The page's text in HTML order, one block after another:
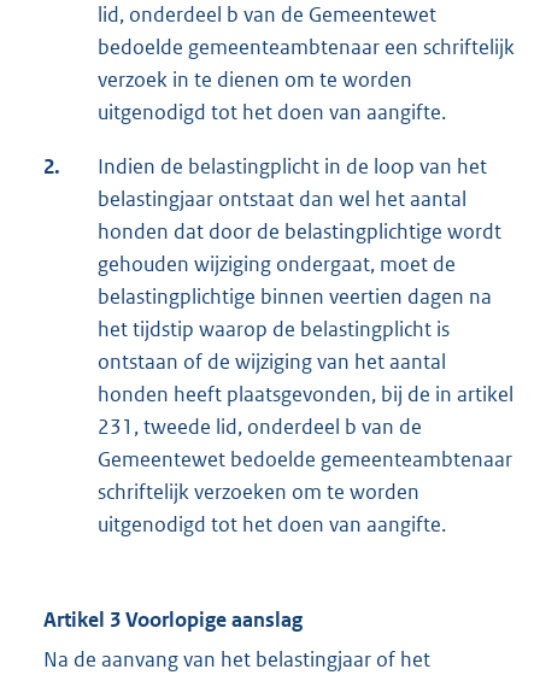
lid, onderdeel b van de Gemeentewet
bedoelde gemeenteambtenaar een schriftelijk
verzoek in te dienen om te worden
uitgenodigd tot het doen van aangifte.
2.
Indien de belastingplicht in de loop van het
belastingjaar ontstaat dan wel het aantal
honden dat door de belastingplichtige wordt
gehouden wijziging ondergaat, moet de
belastingplichtige binnen veertien dagen na
het tijdstip waarop de belastingplicht is
ontstaan of de wijziging van het aantal
honden heeft plaatsgevonden, bij de in artikel
231, tweede lid, onderdeel b van de
Gemeentewet bedoelde gemeenteambtenaar
schriftelijk verzoeken om te worden
uitgenodigd tot het doen van aangifte.
Artikel 3 Voorlopige aanslag
Na de aanvang van het belastingjaar of het